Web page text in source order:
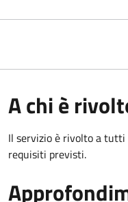
A chi è
Il servizio è rivolto a tutti
requisiti previsti.